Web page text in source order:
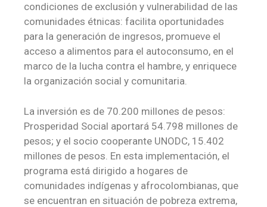
condiciones de exclusión y vulnerabilidad de las
comunidades étnicas: facilita oportunidades
para la generación de ingresos, promueve el
acceso a alimentos para el autoconsumo, en el
marco de la lucha contra el hambre, y enriquece
la organización social y comunitaria.
La inversión es de 70.200 millones de pesos:
Prosperidad Social aportará 54.798 millones de
pesos; y el socio cooperante UNODC, 15.402
millones de pesos. En esta implementación, el
programa está dirigido a hogares de
comunidades indígenas y afrocolombianas, que
se encuentran en situación de pobreza extrema,